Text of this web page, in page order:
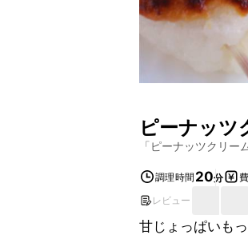
ピーナッツ
「ピーナッツクリー
調理時間 20分
レビュー
甘じょっぱいも